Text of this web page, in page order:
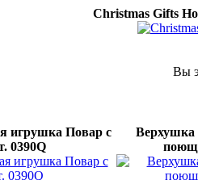
Christmas Gifts
Вы
игрушка Повар с
0390Q
Верхушка